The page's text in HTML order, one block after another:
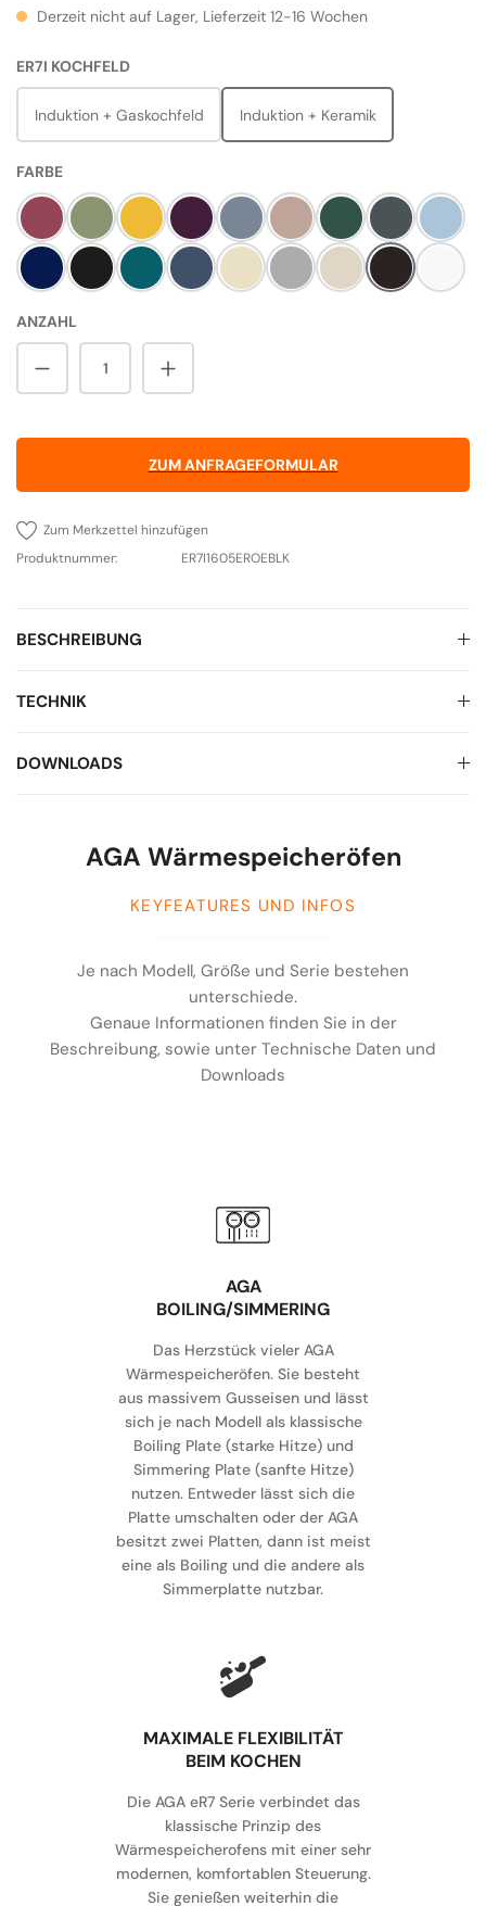
Derzeit nicht auf Lager, Lieferzeit 12-16 Wochen
ER7I KOCHFELDAUSWÄHLEN
Induktion + Gaskochfeld Induktion + Keramik
FARBEAUSWÄHLEN
HimbeereOlivine Mustard AubergineDove Blush Britisch Racing
Slate Duck
Dark BluePewter Salcombe BlueDartmouth Blue
Linen Pearl Ashes
Cream Black Weiß
ANZAHL
Produkt Anzahl: Gib den gewünschten
ZUM ANFRAGEFORMULAR
Zum Merkzettel hinzufügen
Produktnummer:
ER7I1605EROEBLK
BESCHREIBUNG
TECHNIK
DOWNLOADS
AGA Wärmespeicheröfen
KEYFEATURES UND INFOS
Je nach Modell, Größe und Serie bestehen
unterschiede.
Genaue Informationen finden Sie in der
Beschreibung, sowie unter Technische Daten und
Downloads
AGA
BOILING/SIMMERING
Das Herzstück vieler AGA
Wärmespeicheröfen. Sie besteht
aus massivem Gusseisen und lässt
sich je nach Modell als klassische
Boiling Plate (starke Hitze) und
Simmering Plate (sanfte Hitze)
nutzen. Entweder lässt sich die
Platte umschalten oder der AGA
besitzt zwei Platten, dann ist meist
eine als Boiling und die andere als
Simmerplatte nutzbar.
MAXIMALE FLEXIBILITÄT
BEIM KOCHEN
Die AGA eR7 Serie verbindet das
klassische Prinzip des
Wärmespeicherofens mit einer sehr
modernen, komfortablen Steuerung.
Sie genießen weiterhin die